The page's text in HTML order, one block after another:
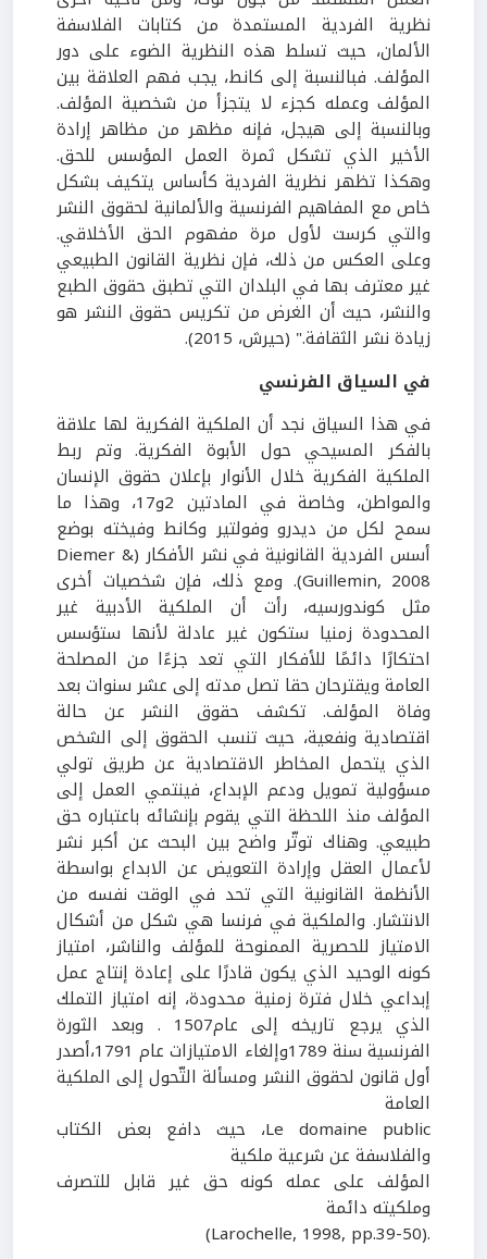
نظرية الفردية المستمدة من كتابات الفلاسفة
الألمان، حيث تسلط هذه النظرية الضوء على دور
المؤلف. فبالنسبة إلى كانط، يجب فهم العلاقة بين
المؤلف وعمله كجزء لا يتجزأ من شخصية المؤلف.
وبالنسبة إلى هيجل، فإنه مظهر من مظاهر إرادة
الأخير الذي تشكل ثمرة العمل المؤسس للحق.
وهكذا تظهر نظرية الفردية كأساس يتكيف بشكل
خاص مع المفاهيم الفرنسية والألمانية لحقوق النشر
والتي كرست لأول مرة مفهوم الحق الأخلاقي.
وعلى العكس من ذلك، فإن نظرية القانون الطبيعي
غير معترف بها في البلدان التي تطبق حقوق الطبع
والنشر، حيث أن الغرض من تكريس حقوق النشر هو
زيادة نشر الثقافة." (حيرش، 2015).
في السياق الفرنسي
في هذا السياق نجد أن الملكية الفكرية لها علاقة
بالفكر المسيحي حول الأبوة الفكرية. وتم ربط
الملكية الفكرية خلال الأنوار بإعلان حقوق الإنسان
والمواطن، وخاصة في المادتين 2و17، وهذا ما
سمح لكل من ديدرو وفولتير وكانط وفيخته بوضع
أسس الفردية القانونية في نشر الأفكار (Diemer &
Guillemin, 2008). ومع ذلك، فإن شخصيات أخرى
مثل كوندورسيه، رأت أن الملكية الأدبية غير
المحدودة زمنيا ستكون غير عادلة لأنها ستؤسس
احتكارًا دائمًا للأفكار التي تعد جزءًا من المصلحة
العامة ويقترحان حقا تصل مدته إلى عشر سنوات بعد
وفاة المؤلف. تكشف حقوق النشر عن حالة
اقتصادية ونفعية، حيث تنسب الحقوق إلى الشخص
الذي يتحمل المخاطر الاقتصادية عن طريق تولي
مسؤولية تمويل ودعم الإبداع، فينتمي العمل إلى
المؤلف منذ اللحظة التي يقوم بإنشائه باعتباره حق
طبيعي. وهناك توتّر واضح بين البحث عن أكبر نشر
لأعمال العقل وإرادة التعويض عن الابداع بواسطة
الأنظمة القانونية التي تحد في الوقت نفسه من
الانتشار. والملكية في فرنسا هي شكل من أشكال
الامتياز للحصرية الممنوحة للمؤلف والناشر، امتياز
كونه الوحيد الذي يكون قادرًا على إعادة إنتاج عمل
إبداعي خلال فترة زمنية محدودة، إنه امتياز التملك
الذي يرجع تاريخه إلى عام1507 . وبعد الثورة
الفرنسية سنة 1789وإلغاء الامتيازات عام 1791،أصدر
أول قانون لحقوق النشر ومسألة التّحول إلى الملكية
العامة
Le domaine public، حيث دافع بعض الكتاب
والفلاسفة عن شرعية ملكية
المؤلف على عمله كونه حق غير قابل للتصرف
وملكيته دائمة
.(Larochelle, 1998, pp.39-50)